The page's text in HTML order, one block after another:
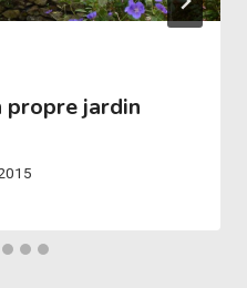
propre jardin